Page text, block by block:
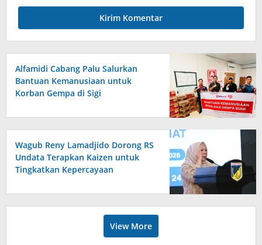
Alfamidi Cabang Palu Salurkan
Bantuan Kemanusiaan untuk
Korban Gempa di Sigi
Wagub Reny Lamadjido Dorong RS
Undata Terapkan Kaizen untuk
Tingkatkan Kepercayaan
View More